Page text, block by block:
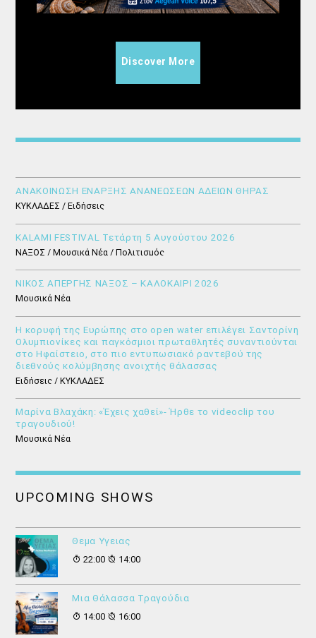
Discover More
ΑΝΑΚΟΙΝΩΣΗ ΕΝΑΡΞΗΣ ΑΝΑΝΕΩΣΕΩΝ ΑΔΕΙΩΝ ΘΗΡΑΣ
ΚΥΚΛΑΔΕΣ / Ειδήσεις
KALAMI FESTIVAL Τετάρτη 5 Αυγούστου 2026
ΝΑΞΟΣ / Μουσικά Νέα / Πολιτισμός
ΝΙΚΟΣ ΑΠΕΡΓΗΣ ΝΑΞΟΣ – ΚΑΛΟΚΑΙΡΙ 2026
Μουσικά Νέα
Η κορυφή της Ευρώπης στο open water επιλέγει Σαντορίνη
Ολυμπιονίκες και παγκόσμιοι πρωταθλητές συναντιούνται
στο Ηφαίστειο, στο πιο εντυπωσιακό ραντεβού της
διεθνούς κολύμβησης ανοιχτής θάλασσας
Ειδήσεις / ΚΥΚΛΑΔΕΣ
Μαρίνα Βλαχάκη: «Έχεις χαθεί»- Ήρθε το videoclip του
τραγουδιού!
Μουσικά Νέα
UPCOMING SHOWS
Θεμα Υγειας
22:00
14:00
Μια Θάλασσα Τραγούδια
14:00
16:00